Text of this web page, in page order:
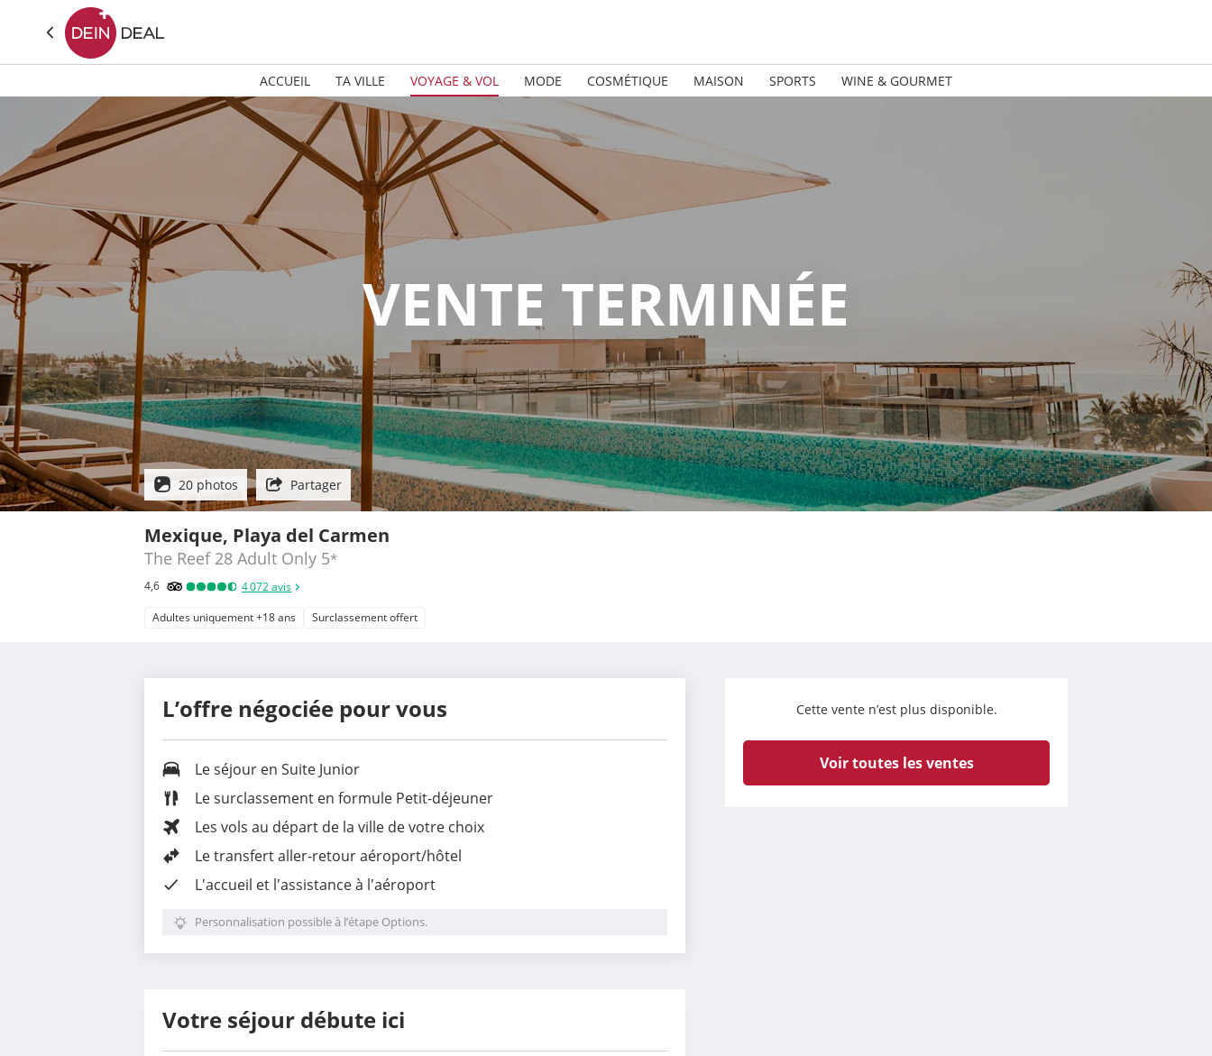
ACCUEIL TA VILLE VOYAGE & VOL MODE COSMÉTIQUE MAISON SPORTS WINE & GOURMET
VENTE TERMINÉE
20 photos Partager
Mexique, Playa del Carmen
The Reef 28 Adult Only 5*
4,6 4 072avis
Adultes uniquement +18 ans Surclassement offert
Cette vente n’est plus disponible.
Voir toutes les ventes
L’offre négociée pour vous
Le séjour en Suite Junior
Lesurclassement en formule Petit-déjeuner
Les vols au départ de la ville de votre choix
Le transfert aller-retour aéroport/hôtel
L'accueil et l'assistance à l'aéroport
Personnalisation possible à l’étape Options.
Votre séjour débute ici